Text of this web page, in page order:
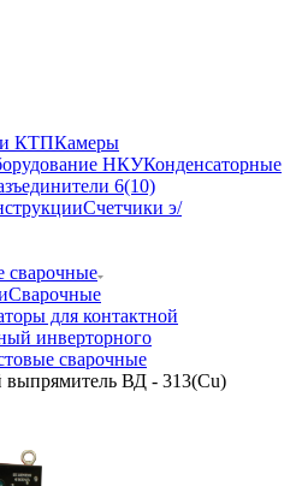
КТПКамеры
НКУКонденсаторные
6(10)
Счетчики э/
сварочные
Сварочные
для контактной
инверторного
сварочные
ВД - 313(Cu)